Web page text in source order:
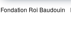
Fondation Roi Baudouin